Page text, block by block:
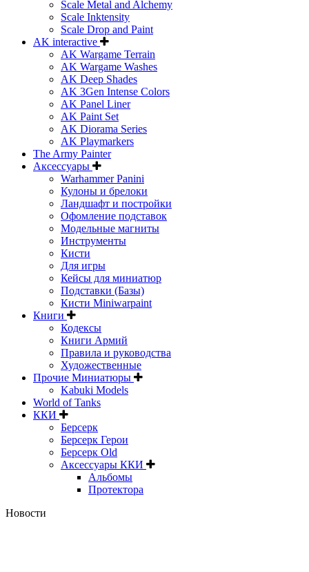
Scale Metal and Alchemy
Scale Inktensity
Scale Drop and Paint
AK interactive
AK Wargame Terrain
AK Wargame Washes
AK Deep Shades
AK 3Gen Intense Colors
AK Panel Liner
AK Paint Set
AK Diorama Series
AK Playmarkers
The Army Painter
Аксессуары
Warhammer Panini
Кулоны и брелоки
Ландшафт и постройки
Офомление подставок
Модельные магниты
Инструменты
Кисти
Для игры
Кейсы для миниатюр
Подставки (Базы)
Кисти Miniwarpaint
Книги
Кодексы
Книги Армий
Правила и руководства
Художественные
Прочие Миниатюры
Kabuki Models
World of Tanks
ККИ
Берсерк
Берсерк Герои
Берсерк Old
Аксессуары ККИ
Альбомы
Протектора
Новости